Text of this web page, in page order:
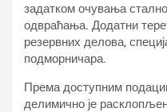
задатком очувања
одвраћања. Додатни
резервних делова,
подморничара.
Према доступним
делимично је